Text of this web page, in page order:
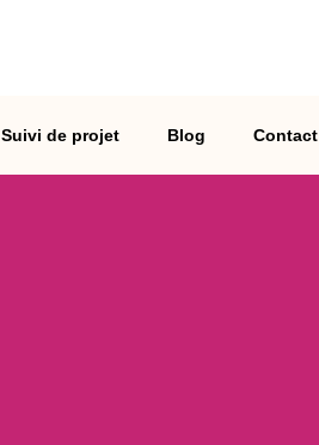
Suivi de projet Blog Contact